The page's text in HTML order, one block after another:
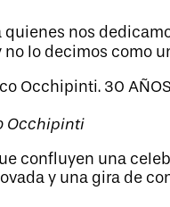
nos
no lo decimos como
Occhipinti
confluyen una
y una gira de